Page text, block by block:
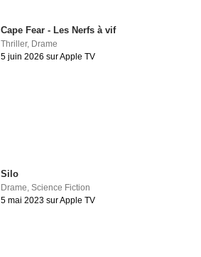
Cape Fear - Les Nerfs à vif
Thriller, Drame
5 juin 2026 sur Apple TV
Silo
Drame,Science Fiction
5 mai 2023 sur Apple TV